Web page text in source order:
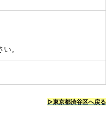
。
▷東京都渋谷区へ戻る